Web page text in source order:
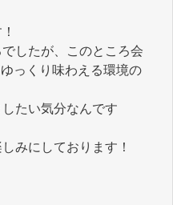
したが、このところ会
っくり味わえる環境の
たい気分なんです
みにしております！